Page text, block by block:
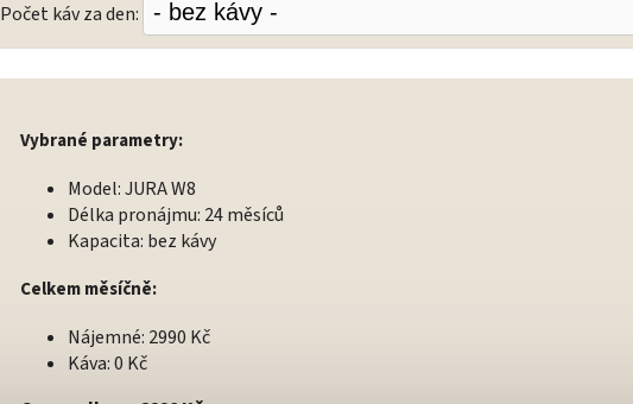
Počet káv za den:
Vybrané parametry:
Model: JURA W8
Délka pronájmu: 24 měsíců
Kapacita: bez kávy
Celkem měsíčně:
Nájemné: 2990 Kč
Káva: 0 Kč